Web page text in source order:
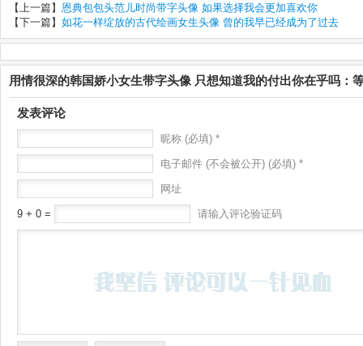
【上一篇】 恩典包包头范儿时尚带字头像 如果选择我会更加喜欢你
【下一篇】 如花一样绽放的古代绘画女生头像 曾的我早已经成为了过去
用情很深的韩国娇小女生带字头像 只想知道我的付出你在乎吗：
发表评论
昵称 (必填) *
电子邮件 (不会被公开) (必填) *
网址
9 + 0 = 请输入评论验证码